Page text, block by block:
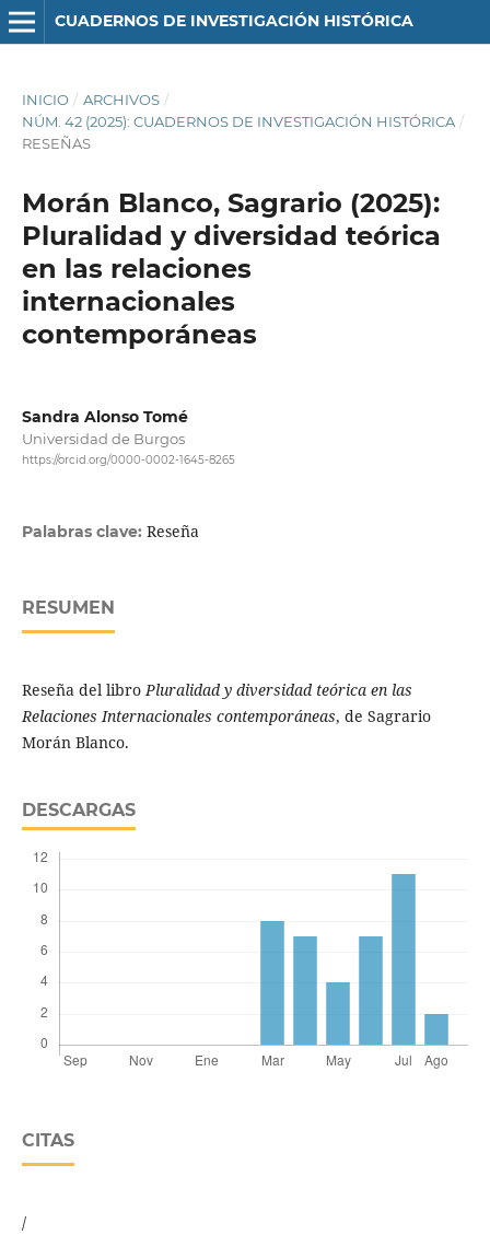
CUADERNOS DE INVESTIGACIÓN HISTÓRICA
INICIO / ARCHIVOS /
NÚM. 42 (2025): CUADERNOS DE INVESTIGACIÓN HISTÓRICA /
RESEÑAS
Morán Blanco, Sagrario (2025):
Pluralidad y diversidad teórica
en las relaciones
internacionales
contemporáneas
Sandra Alonso Tomé
Universidad de Burgos
https://orcid.org/0000-0002-1645-8265
Palabras clave: Reseña
RESUMEN
Reseña del libroPluralidad y diversidad teórica en las
Relaciones Internacionales contemporáneas, de Sagrario
Morán Blanco.
DESCARGAS
CITAS
/